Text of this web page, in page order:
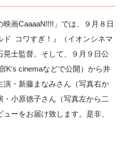
映画CaaaaN!!!!」では、９月８日
ド コワすぎ！』（イオンシネマ
士監督。そして、９月９日公
K's cinemaなどで公開）から井
演・新藤まなみさん（写真右か
・小原徳子さん（写真左から二
ーをお届け致します。是非、